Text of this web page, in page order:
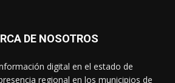
DE NOSOTROS
digital en el estado de
regional en los municipios de